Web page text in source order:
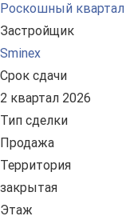
Роскошный
Застройщик
Sminex
Срок сдачи
2 квартал 2026
Тип сделки
Продажа
Территория
закрытая
Этаж